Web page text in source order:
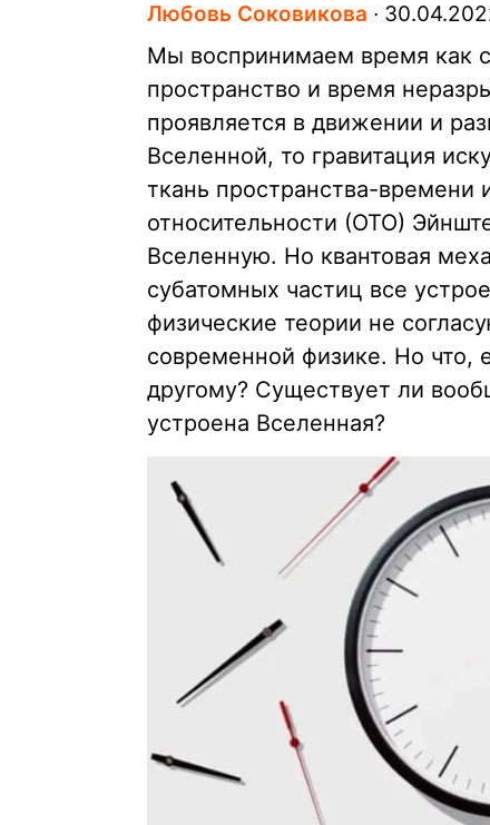
Любовь Соковикова ∙
Мы воспринимаем время как
пространство и время
проявляется в движении и
Вселенной, то гравитация
ткань пространства-времени
относительности (ОТО)
Вселенную. Но квантовая
субатомных частиц все
физические теории не
современной физике. Но что,
другому? Существует ли
устроена Вселенная?